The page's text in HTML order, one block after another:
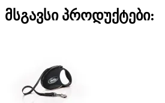
მსგავსი პროდუქტები: